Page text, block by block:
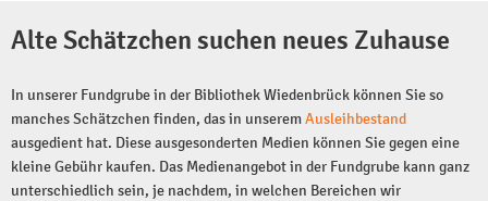
Standorte
Draußen lesen
Kinder & Familien
Jugendliche
Flyer & Formulare
Bibliothek 2030
eBibliothek
Schule & Lernen
Flohmarkt
Alte Schätzchen suchen neues Zuhause
In unserer Fundgrube in der Bibliothek Wiedenbrück können Sie so
manches Schätzchen finden, das in unseremAusleihbestand
ausgedient hat. Diese ausgesonderten Medien können Sie gegen eine
kleine Gebühr kaufen. Das Medienangebot in der Fundgrube kann ganz
unterschiedlich sein, je nachdem, in welchen Bereichen wir